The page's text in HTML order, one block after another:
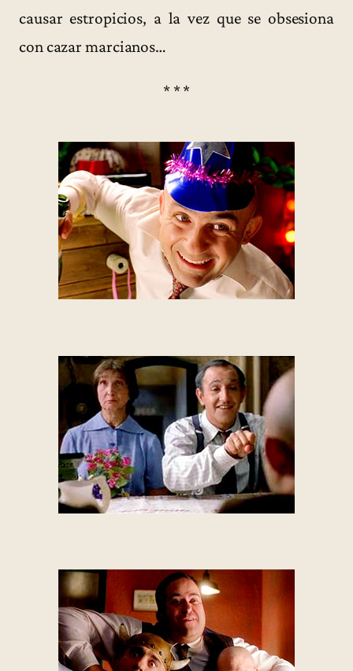
causar estropicios, a la vez que se obsesiona
con cazar marcianos…
* * *